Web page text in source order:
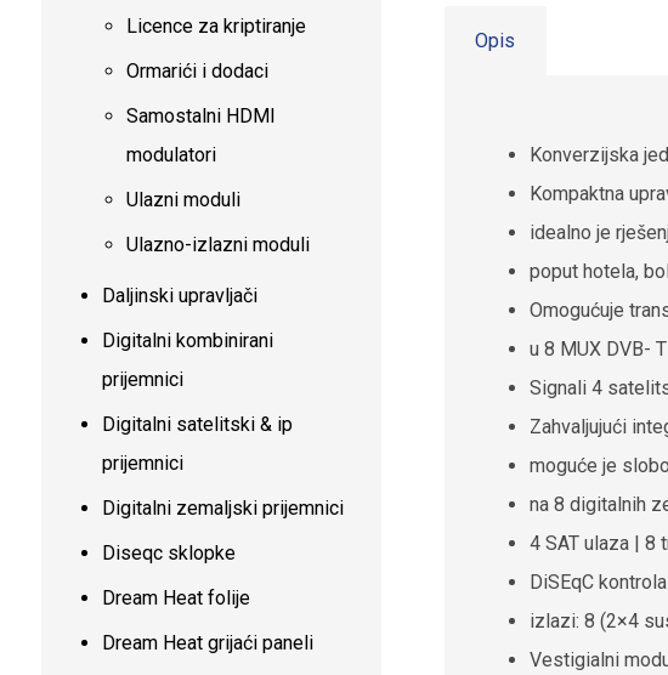
Opis
Konverzijska
Kompaktna
idealno je
poput hotela,
Omogućuje
u 8 MUX DVB-
Signali 4
Zahvaljujući
moguće je
na 8 digitalnih
4 SAT ulaza | 8
DiSEqC
izlazi: 8 (2×4
Vestigialni
Licence za kriptiranje
Ormarići i dodaci
Samostalni HDMI
modulatori
Ulazni moduli
Ulazno-izlazni moduli
Daljinski upravljači
Digitalni kombinirani
prijemnici
Digitalni satelitski & ip
prijemnici
Digitalni zemaljski prijemnici
Diseqc sklopke
Dream Heat folije
Dream Heat grijaći paneli